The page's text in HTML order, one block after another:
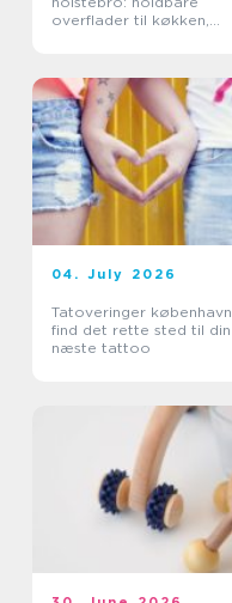
overflader til køkken,
04. July 2026
Tatoveringer københavn
find det rette sted til din
næste tattoo